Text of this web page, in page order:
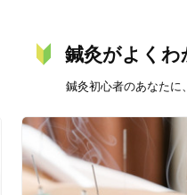
使い捨て鍼使用
保険適用の相談可
鍼灸がよくわ
鍼灸初心者のあなたに